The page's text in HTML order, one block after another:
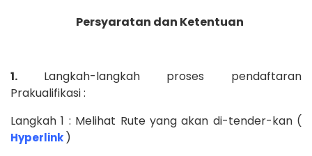
Persyaratan dan Ketentuan
1. Langkah-langkah proses pendaftaran
Prakualifikasi :
Langkah 1 : Melihat Rute yang akan di-tender-kan (
Hyperlink )